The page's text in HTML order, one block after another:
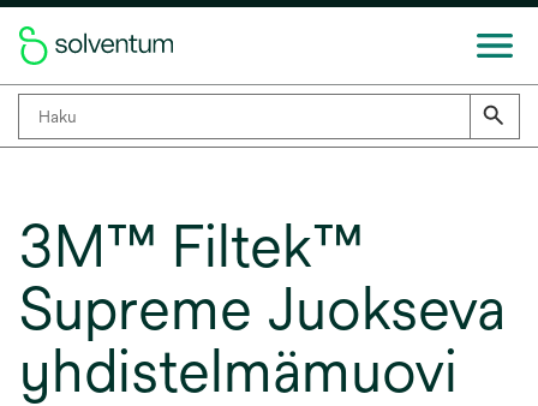
3M™ Filtek™
Supreme Juokseva
yhdistelmämuovi